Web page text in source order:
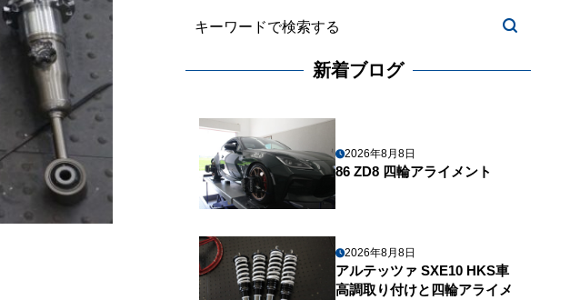
新着ブログ
2026年8月8日
86 ZD8 四輪アライメント
2026年8月8日
アルテッツァ SXE10 HKS車
高調取り付けと四輪アライメ